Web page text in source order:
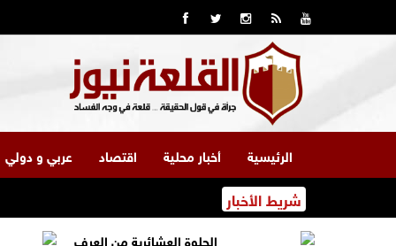
الرئيسية أخبار محلية اقتصاد عربي و دولي
شريط الأخبار
الجلوة العشائرية من العرف